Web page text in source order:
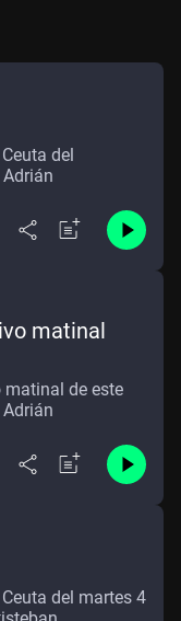
del
matinal
de este
del martes 4